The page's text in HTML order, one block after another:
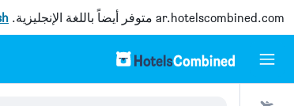
ar.hotelscombined.com متوفر أيضاً باللغة الإنجليزية.